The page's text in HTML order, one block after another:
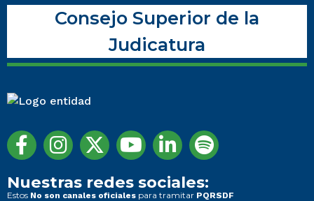
Consejo Superior de la
Judicatura
Nuestras redes sociales:
Estos No son canales oficiales para tramitar PQRSDF